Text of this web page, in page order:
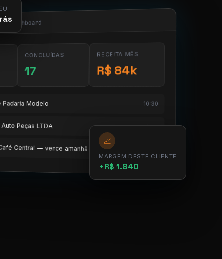
dashboard
CONCLUÍDAS
17
RECEITA MÊS
R$ 84k
Padaria Modelo 10:30
Auto Peças LTDA 11:15
Central — vence amanhã
📈
MARGEM DESTE CLIENTE
+R$ 1.840